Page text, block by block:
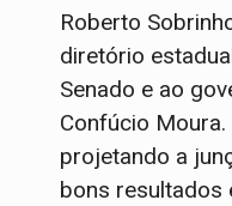
Roberto
diretório
Senado e ao
Confúcio
projetando a
bons resultados